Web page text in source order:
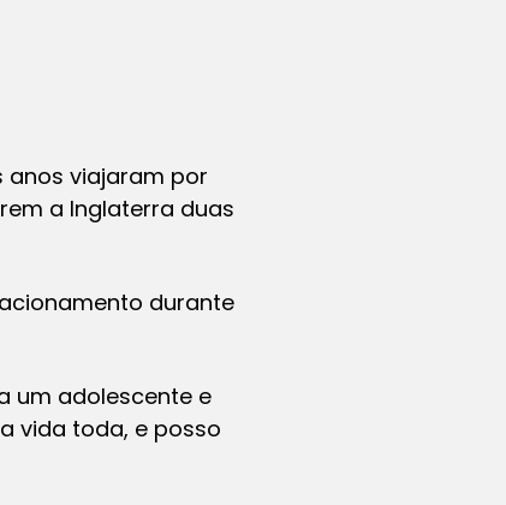
anos viajaram por
a Inglaterra duas
durante
um adolescente e
vida toda, e posso